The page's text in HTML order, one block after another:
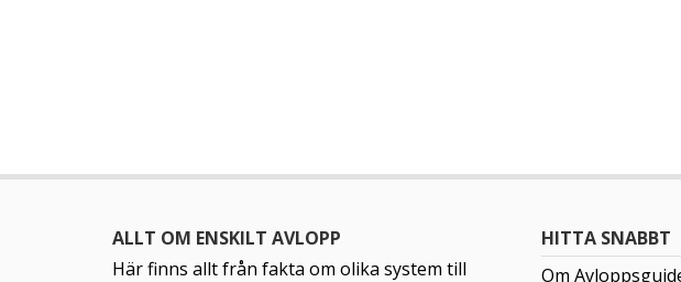
ALLT OM ENSKILT AVLOPP
Här finns allt från fakta om olika system till
HITTA SNABBT
Om